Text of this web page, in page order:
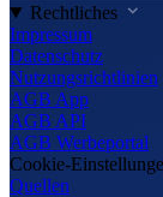
Rechtliches
Impressum
Datenschutz
Nutzungsrichtlinien
AGB App
AGB API
AGB Werbeportal
Cookie-
Quellen